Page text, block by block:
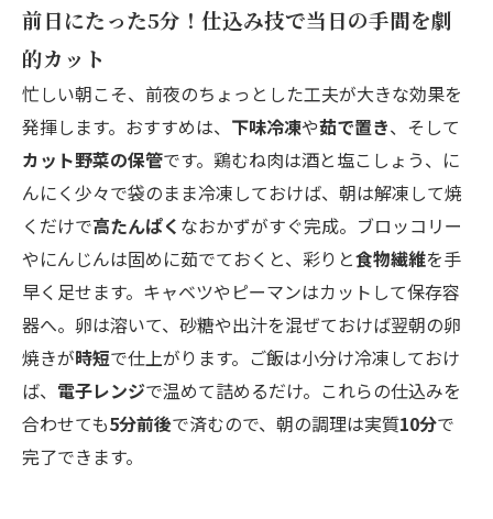
前日にたった5分！仕込み技で当日の手間を劇
的カット
忙しい朝こそ、前夜のちょっとした工夫が大きな効果を
発揮します。おすすめは、 下味冷凍や茹で置き、そして
カット野菜の保管です。鶏むね肉は酒と塩こしょう、に
んにく少々で袋のまま冷凍しておけば、朝は解凍して焼
くだけで高たんぱく なおかずがすぐ完成。ブロッコリー
やにんじんは固めに茹でておくと、彩りと食物繊維を手
早く足せます。キャベツやピーマンはカットして保存容
器へ。卵は溶いて、砂糖や出汁を混ぜておけば翌朝の卵
焼きが時短で仕上がります。ご飯は小分け冷凍しておけ
ば、 電子レンジで温めて詰めるだけ。これらの仕込みを
合わせても5分前後で済むので、朝の調理は実質10分で
完了できます。